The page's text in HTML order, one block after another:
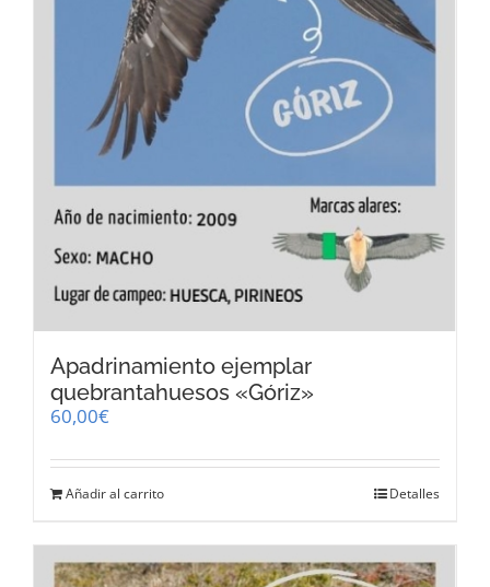
Apadrinamiento ejemplar
quebrantahuesos «Góriz»
60,00€
Añadir al carrito Detalles